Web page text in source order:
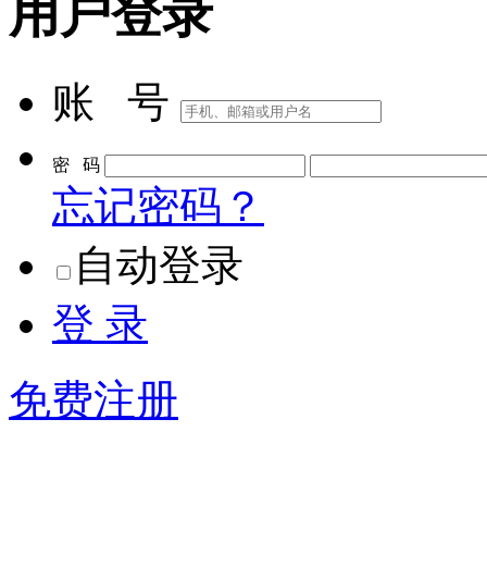
用户登录
账 号
密 码
忘记密码？
自动登录
登 录
免费注册